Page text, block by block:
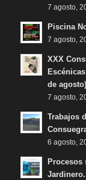
7 agosto,
Piscina
7 agosto,
XXX
de agosto)
7 agosto,
Trabajos
6 agosto,
Procesos